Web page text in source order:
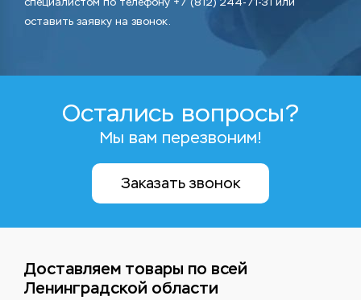
оставить заявку на звонок.
Остались вопросы?
Мы вам перезвоним!
Заказать звонок
Доставляем товары по всей
Ленинградской области